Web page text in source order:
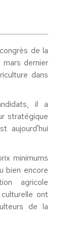
de la
dernier
dans
il a
stratégique
aujourd'hui
minimums
bien encore
agricole
ont
de la